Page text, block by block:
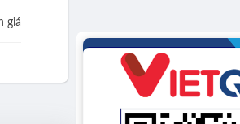
giá